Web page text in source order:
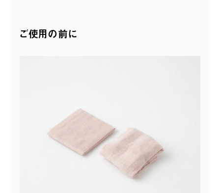
ご使用の前に